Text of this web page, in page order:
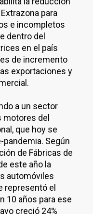
para
e incompletos
dentro del
en el país
de incremento
exportaciones y
a un sector
motores del
que hoy se
pandemia. Según
de Fábricas de
este año la
automóviles
representó el
10 años para ese
creció 24%